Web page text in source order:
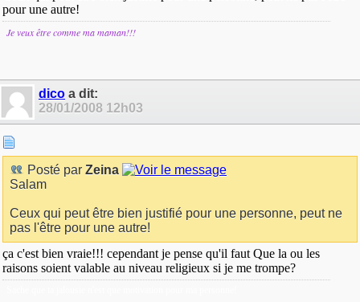
pour une autre!
Je veux être comme ma maman!!!
dico a dit:
28/01/2008 12h03
Posté par Zeina
Salam
Ceux qui peut être bien justifié pour une personne, peut ne
pas l'être pour une autre!
ça c'est bien vraie!!! cependant je pense qu'il faut Que la ou les
raisons soient valable au niveau religieux si je me trompe?